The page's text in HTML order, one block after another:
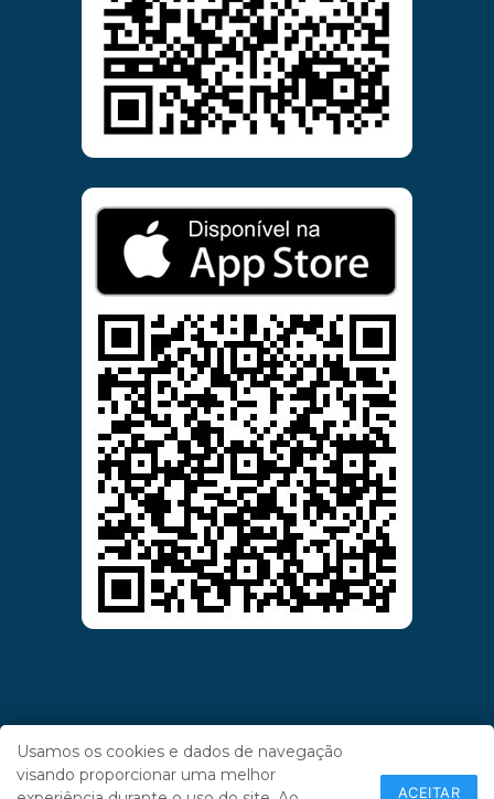
Usamos os cookies e dados de navegação
visando proporcionar uma melhor
ACEITAR